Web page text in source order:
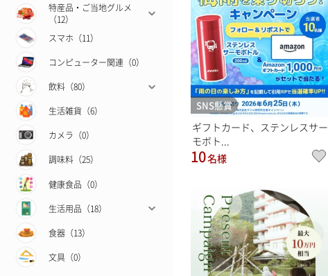
特産品・ご当地グルメ
（12）
スマホ（11）
コンピューター関連（0）
飲料（80）
生活雑貨（6）
カメラ（0）
調味料（25）
健康食品（0）
生活用品（18）
食器（13）
文具（0）
SNS懸賞
ギフトカード、ステンレスサー
モボト...
10名様